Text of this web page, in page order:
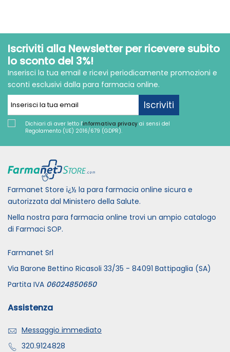
Iscriviti alla Newsletter per ricevere subito
lo sconto del 3%!
Inserisci la tua email e ricevi periodicamente promozioni e
sconti esclusivi dalla para farmacia online.
Iscriviti
Dichiari di aver letto l'informativa privacy ai sensi del
Regolamento (UE) 2016/679 (GDPR).
Farmanet Store ï¿½ la para farmacia online sicura e
autorizzata dal Ministero della Salute.
Nella nostra para farmacia online trovi un ampio catalogo
di Farmaci SOP.
Farmanet Srl
Via Barone Bettino Ricasoli 33/35 - 84091 Battipaglia (SA)
Partita IVA 06024850650
Assistenza
Messaggio immediato
320.9124828